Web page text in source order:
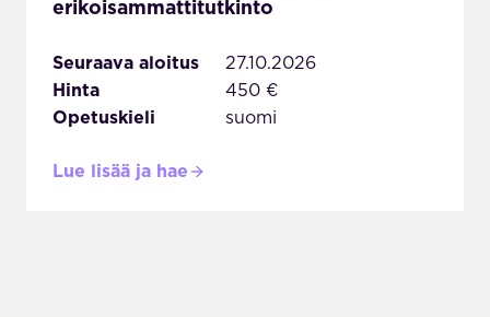
erikoisammattitutkinto
Seuraava aloitus
27.10.2026
Hinta
450 €
Opetuskieli
suomi
Lue lisää ja hae